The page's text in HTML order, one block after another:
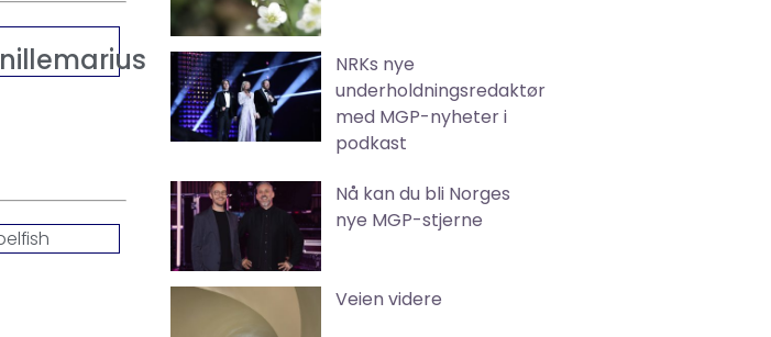
NRKs nye
underholdningsredaktør
med MGP-nyheter i
podkast
Nå kan du bli Norges
nye MGP-stjerne
Veien videre